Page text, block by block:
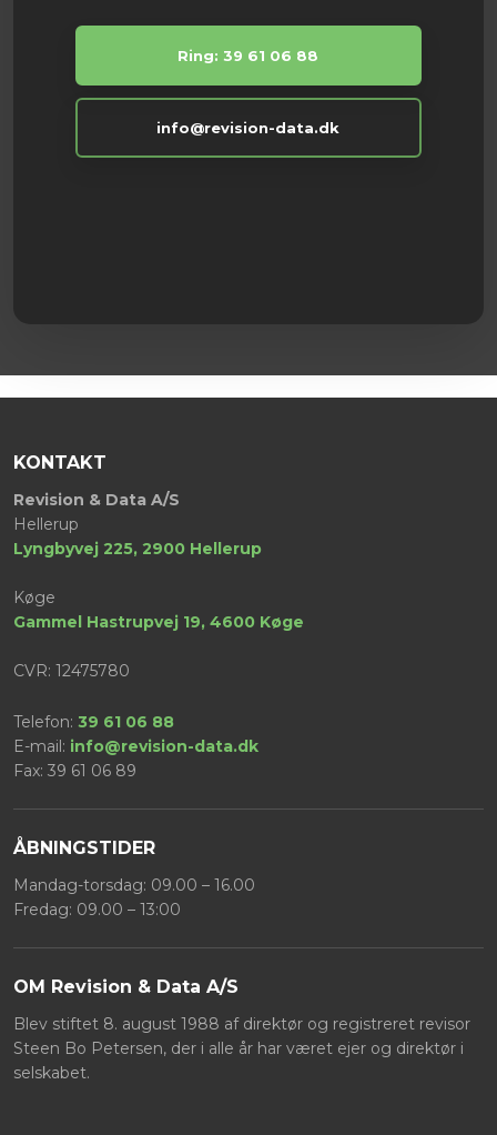
Ring: 39 61 06 88
info@revision-data.dk
KONTAKT
​Revision & Data A/S
Hellerup
Lyngbyvej 225, 2900 Hellerup
Køge
​Gammel Hastrupvej 19, 4600 Køge
CVR: 12475780
Telefon: 39 61 06 88
E-mail: info@revision-data.dk
Fax: ​39 61 06 89
ÅBNINGSTIDER
Mandag-torsdag: 09.00 – 16.00
Fredag: 09.00 – 13:00
OM ​Revision & Data A/S
Blev stiftet 8. august 1988 af direktør og registreret revisor
Steen Bo Petersen, der i alle år har været ejer og direktør i
selskabet.